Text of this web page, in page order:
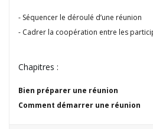
Séquencer le déroulé d’une réunion
Cadrer la coopération entre les
Chapitres :
Bien préparer une réunion
Comment démarrer une réunion